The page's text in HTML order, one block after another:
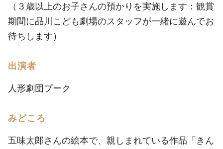
（３歳以上のお子さんの預かりを実施します：観賞
期間に品川こども劇場のスタッフが一緒に遊んでお
待ちします）
出演者
人形劇団プーク
みどころ
五味太郎さんの絵本で、親しまれている作品「きん